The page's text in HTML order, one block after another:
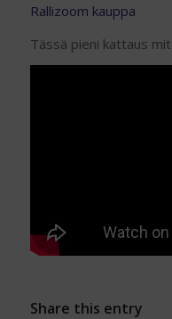
Rallizoom kauppa
Tässä pieni kattaus
Share this entry